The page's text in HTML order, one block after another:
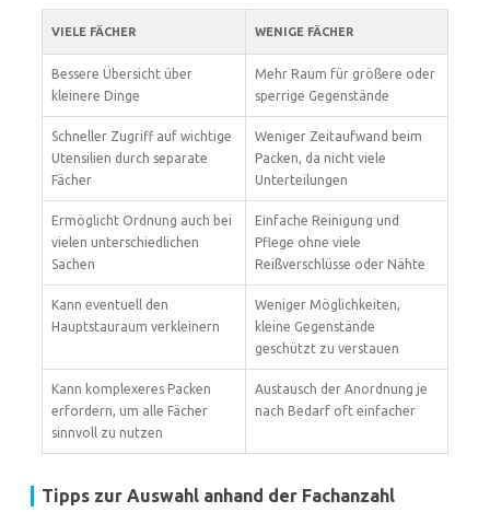
VIELE FÄCHER WENIGE FÄCHER
Bessere Übersicht über
kleinere Dinge
Mehr Raum für größere oder
sperrige Gegenstände
Schneller Zugriff auf wichtige
Utensilien durch separate
Fächer
Weniger Zeitaufwand beim
Packen, da nicht viele
Unterteilungen
Ermöglicht Ordnung auch bei
vielen unterschiedlichen
Sachen
Einfache Reinigung und
Pflege ohne viele
Reißverschlüsse oder Nähte
Kann eventuell den
Hauptstauraum verkleinern
Weniger Möglichkeiten,
kleine Gegenstände
geschützt zu verstauen
Kann komplexeres Packen
erfordern, um alle Fächer
sinnvoll zu nutzen
Austausch der Anordnung je
nach Bedarf oft einfacher
Tipps zur Auswahl anhand der Fachanzahl